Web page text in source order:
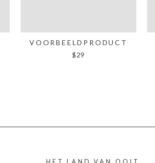
VOORBEELDPRODUCT
$29